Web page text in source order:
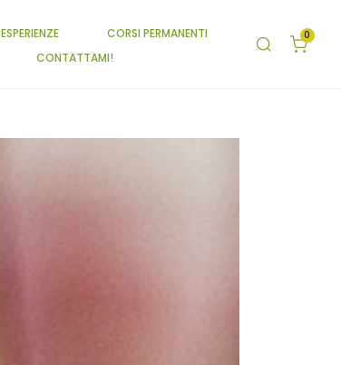
ESPERIENZE
CORSI PERMANENTI
CONTATTAMI!
0